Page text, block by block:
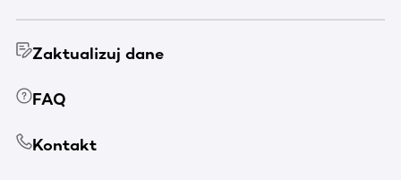
Zaktualizuj dane
FAQ
Kontakt